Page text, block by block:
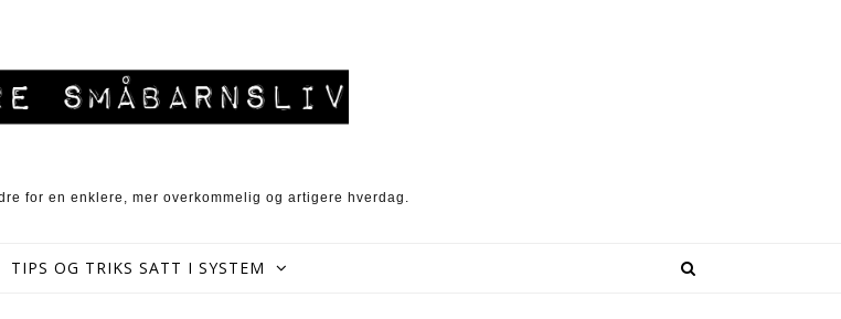
for en enklere, mer overkommelig og artigere hverdag.
TIPS OG TRIKS SATT I SYSTEM